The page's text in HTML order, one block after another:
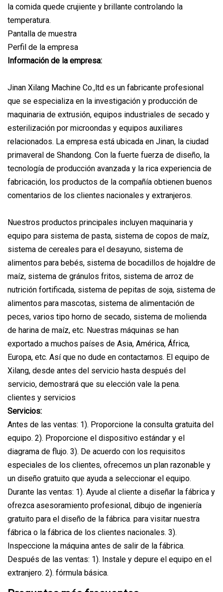
la comida quede crujiente y brillante controlando la
temperatura.
Pantalla de muestra
Perfil de la empresa
Información de la empresa:
Jinan Xilang Machine Co.,ltd es un fabricante profesional
que se especializa en la investigación y producción de
maquinaria de extrusión, equipos industriales de secado y
esterilización por microondas y equipos auxiliares
relacionados. La empresa está ubicada en Jinan, la ciudad
primaveral de Shandong. Con la fuerte fuerza de diseño, la
tecnología de producción avanzada y la rica experiencia de
fabricación, los productos de la compañía obtienen buenos
comentarios de los clientes nacionales y extranjeros.
Nuestros productos principales incluyen maquinaria y
equipo para sistema de pasta, sistema de copos de maíz,
sistema de cereales para el desayuno, sistema de
alimentos para bebés, sistema de bocadillos de hojaldre de
maíz, sistema de gránulos fritos, sistema de arroz de
nutrición fortificada, sistema de pepitas de soja, sistema de
alimentos para mascotas, sistema de alimentación de
peces, varios tipo horno de secado, sistema de molienda
de harina de maíz, etc. Nuestras máquinas se han
exportado a muchos países de Asia, América, África,
Europa, etc. Así que no dude en contactarnos. El equipo de
Xilang, desde antes del servicio hasta después del
servicio, demostrará que su elección vale la pena.
clientes y servicios
Servicios:
Antes de las ventas: 1). Proporcione la consulta gratuita del
equipo. 2). Proporcione el dispositivo estándar y el
diagrama de flujo. 3). De acuerdo con los requisitos
especiales de los clientes, ofrecemos un plan razonable y
un diseño gratuito que ayuda a seleccionar el equipo.
Durante las ventas: 1). Ayude al cliente a diseñar la fábrica y
ofrezca asesoramiento profesional, dibujo de ingeniería
gratuito para el diseño de la fábrica. para visitar nuestra
fábrica o la fábrica de los clientes nacionales. 3).
Inspeccione la máquina antes de salir de la fábrica.
Después de las ventas: 1). Instale y depure el equipo en el
extranjero. 2). fórmula básica.